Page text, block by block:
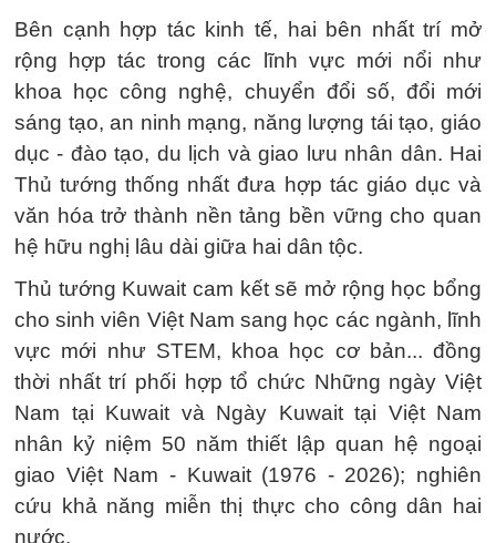
Bên cạnh hợp tác kinh tế, hai bên nhất trí mở
rộng hợp tác trong các lĩnh vực mới nổi như
khoa học công nghệ, chuyển đổi số, đổi mới
sáng tạo, an ninh mạng, năng lượng tái tạo, giáo
dục - đào tạo, du lịch và giao lưu nhân dân. Hai
Thủ tướng thống nhất đưa hợp tác giáo dục và
văn hóa trở thành nền tảng bền vững cho quan
hệ hữu nghị lâu dài giữa hai dân tộc.
Thủ tướng Kuwait cam kết sẽ mở rộng học bổng
cho sinh viên Việt Nam sang học các ngành, lĩnh
vực mới như STEM, khoa học cơ bản... đồng
thời nhất trí phối hợp tổ chức Những ngày Việt
Nam tại Kuwait và Ngày Kuwait tại Việt Nam
nhân kỷ niệm 50 năm thiết lập quan hệ ngoại
giao Việt Nam - Kuwait (1976 - 2026); nghiên
cứu khả năng miễn thị thực cho công dân hai
nước.